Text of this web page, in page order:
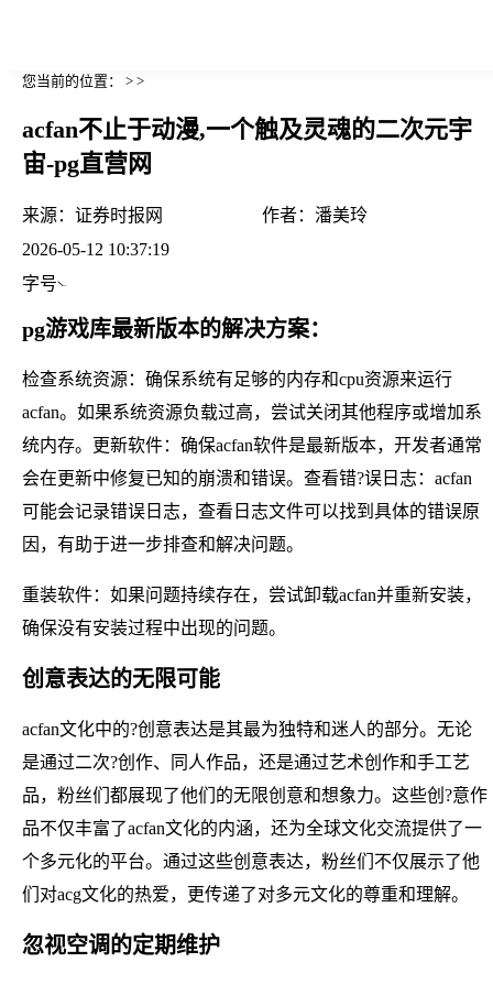
您当前的位置： > >
acfan不止于动漫,一个触及灵魂的二次元宇
宙-pg直营网
来源： 证券时报网 作者： 潘美玲
2026-05-12 10:37:19
字号
pg游戏库最新版本的解决方案：
检查系统资源：确保系统有足够的内存和cpu资源来运行
acfan。如果系统资源负载过高，尝试关闭其他程序或增加系
统内存。更新软件：确保acfan软件是最新版本，开发者通常
会在更新中修复已知的崩溃和错误。查看错?误日志：acfan
可能会记录错误日志，查看日志文件可以找到具体的错误原
因，有助于进一步排查和解决问题。
重装软件：如果问题持续存在，尝试卸载acfan并重新安装，
确保没有安装过程中出现的问题。
创意表达的无限可能
acfan文化中的?创意表达是其最为独特和迷人的部分。无论
是通过二次?创作、同人作品，还是通过艺术创作和手工艺
品，粉丝们都展现了他们的无限创意和想象力。这些创?意作
品不仅丰富了acfan文化的内涵，还为全球文化交流提供了一
个多元化的平台。通过这些创意表达，粉丝们不仅展示了他
们对acg文化的热爱，更传递了对多元文化的尊重和理解。
忽视空调的定期维护